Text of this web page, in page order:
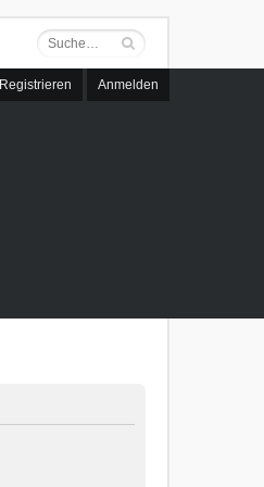
Registrieren Anmelden